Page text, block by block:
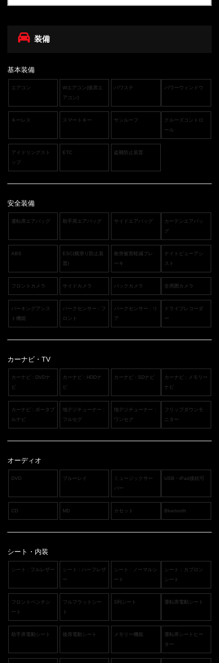
装備
基本装備
エアコン
Wエアコン(後席エ
アコン)
パワステ パワーウィンドウ
キーレス スマートキー サンルーフ
クルーズコントロ
ール
アイドリングスト
ップ
ETC 盗難防止装置
安全装備
運転席エアバッグ 助手席エアバッグ サイドエアバッグ
カーテンエアバッ
グ
ABS
ESC(横滑り防止装
置)
衝突被害軽減ブレ
ーキ
ナイトビューアシ
スト
フロントカメラ サイドカメラ バックカメラ 全周囲カメラ
パーキングアシス
ト機能
パークセンサー : フ
ロント
パークセンサー : リ
ア
ドライブレコーダ
ー
カーナビ・TV
カーナビ : DVDナ
ビ
カーナビ : HDDナ
ビ
カーナビ : SDナビ
カーナビ : メモリー
ナビ
カーナビ : ポータブ
ルナビ
地デジチューナー :
フルセグ
地デジチューナー :
ワンセグ
フリップダウンモ
ニター
オーディオ
DVD ブルーレイ
ミュージックサー
バー
USB・iPad接続可
CD MD カセット Bluetooth
シート・内装
シート : フルレザー
シート : ハーフレザ
ー
シート : ノーマルシ
ート
シート：カブロン
シート
フロントベンチシ
ート
フルフラットシー
ト
3列シート 運転席電動シート
助手席電動シート 後席電動シート メモリー機能
運転席シートヒー
ター